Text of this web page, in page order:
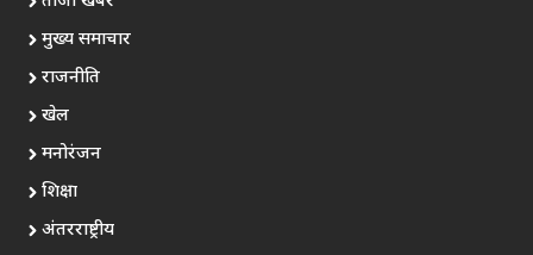
मुख्य समाचार
राजनीति
खेल
मनोरंजन
शिक्षा
अंतरराष्ट्रीय